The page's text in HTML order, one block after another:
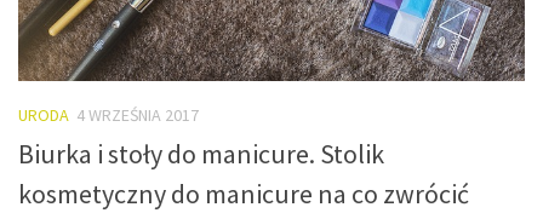
URODA 4 WRZEŚNIA 2017
Biurka i stoły do manicure. Stolik
kosmetyczny do manicure na co zwrócić